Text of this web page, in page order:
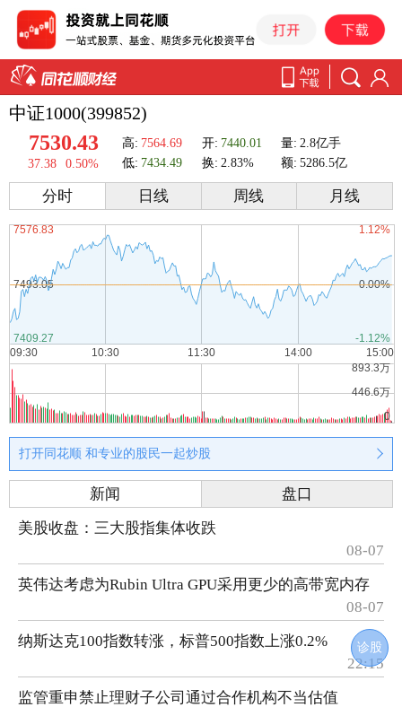
中证1000(399852)
7530.43
37.38 0.50%
高: 7564.69 开: 7440.01 量: 2.8亿手
低: 7434.49 换: 2.83% 额: 5286.5亿
分时 日线 周线 月线
打开同花顺 和专业的股民一起炒股
诊股
新闻
盘口
美股收盘：三大股指集体收跌
08-07
英伟达考虑为Rubin Ultra GPU采用更少的高带宽内存
08-07
纳斯达克100指数转涨，标普500指数上涨0.2%
22:15
监管重申禁止理财子公司通过合作机构不当估值